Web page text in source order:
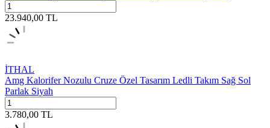
23.940,00 TL
İTHAL
Amg Kalorifer Nozulu Cruze Özel Tasarım Ledli Takım Sağ Sol
Parlak Siyah
3.780,00 TL